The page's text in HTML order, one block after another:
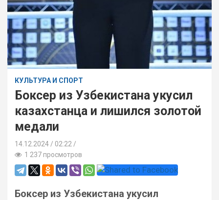
КУЛЬТУРА И СПОРТ
Боксер из Узбекистана укусил
казахстанца и лишился золотой
медали
14.12.2024
02:22 /
1 237 просмотров
Боксер из Узбекистана укусил